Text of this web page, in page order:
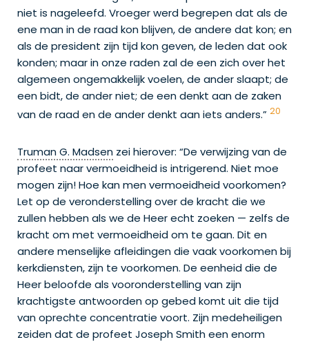
niet is nageleefd. Vroeger werd begrepen dat als de
ene man in de raad kon blijven, de andere dat kon; en
als de president zijn tijd kon geven, de leden dat ook
konden; maar in onze raden zal de een zich over het
algemeen ongemakkelijk voelen, de ander slaapt; de
een bidt, de ander niet; de een denkt aan de zaken
van de raad en de ander denkt aan iets anders.” 20
Truman G. Madsen zei hierover: “De verwijzing van de
profeet naar vermoeidheid is intrigerend. Niet moe
mogen zijn! Hoe kan men vermoeidheid voorkomen?
Let op de veronderstelling over de kracht die we
zullen hebben als we de Heer echt zoeken — zelfs de
kracht om met vermoeidheid om te gaan. Dit en
andere menselijke afleidingen die vaak voorkomen bij
kerkdiensten, zijn te voorkomen. De eenheid die de
Heer beloofde als vooronderstelling van zijn
krachtigste antwoorden op gebed komt uit die tijd
van oprechte concentratie voort. Zijn medeheiligen
zeiden dat de profeet Joseph Smith een enorm